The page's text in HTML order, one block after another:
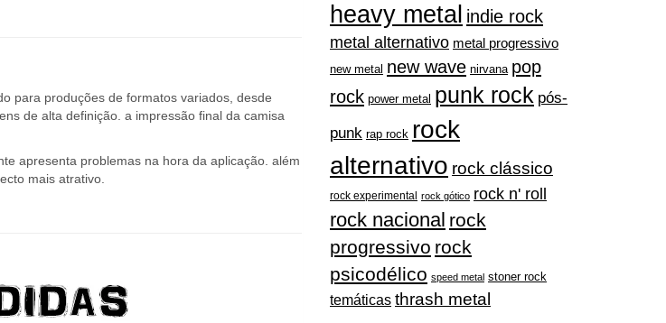
para produções de formatos variados, desde
de alta definição. a impressão final da camisa
apresenta problemas na hora da aplicação. além
mais atrativo.
heavy metal indie rock
metal alternativo metal progressivo
new metal new wave nirvana pop
rock power metal punk rock pós-
punk rap rock rock
alternativo rock clássico
rock experimental rock gótico rock n' roll
rock nacional rock
progressivo rock
psicodélico speed metal stoner rock
temáticas thrash metal